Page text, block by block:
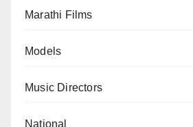
Marathi Films
Models
Music Directors
National